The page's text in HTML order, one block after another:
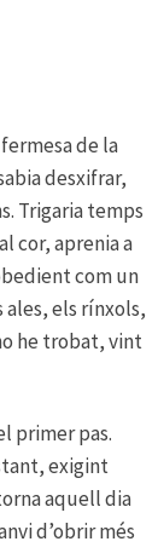
de la
desxifrar,
Trigaria temps
cor, aprenia a
com un
ales, els rínxols,
he trobat, vint
primer pas.
exigint
aquell dia
d’obrir més